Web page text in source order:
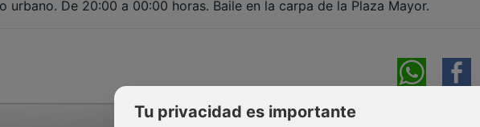
urbano. De 20:00 a 00:00 horas. Baile en la carpa de la Plaza Mayor.
Tu privacidad es importante